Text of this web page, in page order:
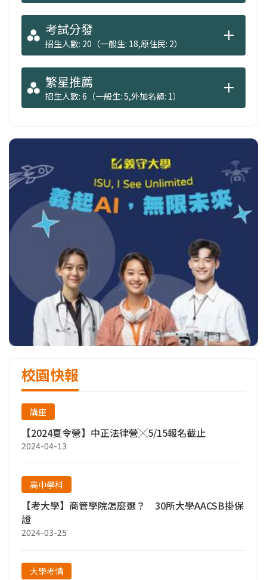
考試分發
招生人數: 20（一般生: 18,原住民: 2）
繁星推薦
招生人數: 6（一般生: 5,外加名額: 1）
校園快報
講座
【2024夏令營】中正法律營╳5/15報名截止
2024-04-13
高中學科
【考大學】商管學院怎麼選？ 30所大學AACSB掛保
證
2024-03-25
大學考情